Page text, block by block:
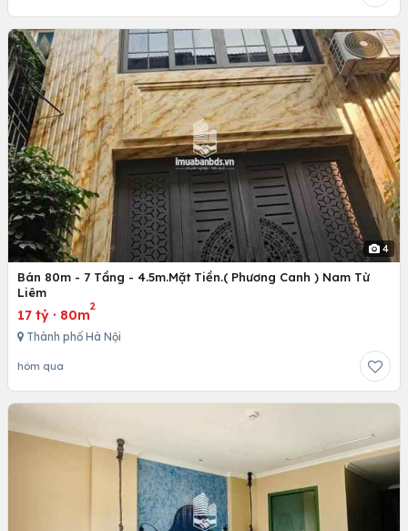
4
Bán 80m - 7 Tầng - 4.5m.Mặt Tiền.( Phương Canh ) Nam Từ
Liêm
17 tỷ · 80m
2
Thành phố Hà Nội
hôm qua